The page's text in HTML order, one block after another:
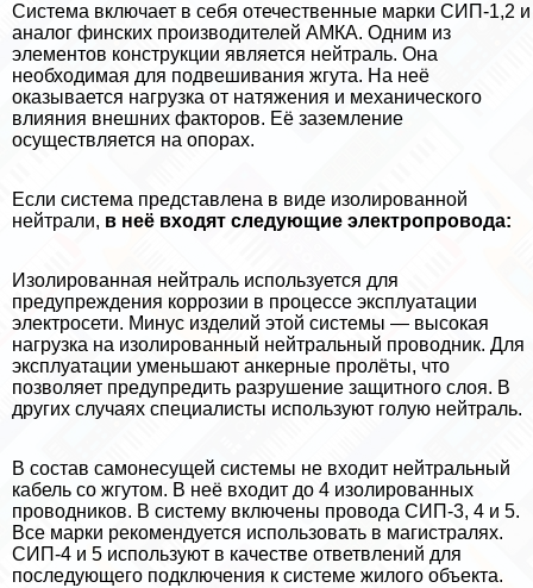
Система включает в себя отечественные марки СИП-1,2 и
аналог финских производителей АМКА. Одним из
элементов конструкции является нейтраль. Она
необходимая для подвешивания жгута. На неё
оказывается нагрузка от натяжения и механического
влияния внешних факторов. Её заземление
осуществляется на опорах.
Если система представлена в виде изолированной
нейтрали, в неё входят следующие электропровода:
Изолированная нейтраль используется для
предупреждения коррозии в процессе эксплуатации
электросети. Минус изделий этой системы — высокая
нагрузка на изолированный нейтральный проводник. Для
эксплуатации уменьшают анкерные пролёты, что
позволяет предупредить разрушение защитного слоя. В
других случаях специалисты используют голую нейтраль.
В состав самонесущей системы не входит нейтральный
кабель со жгутом. В неё входит до 4 изолированных
проводников. В систему включены провода СИП-3, 4 и 5.
Все марки рекомендуется использовать в магистралях.
СИП-4 и 5 используют в качестве ответвлений для
последующего подключения к системе жилого объекта.